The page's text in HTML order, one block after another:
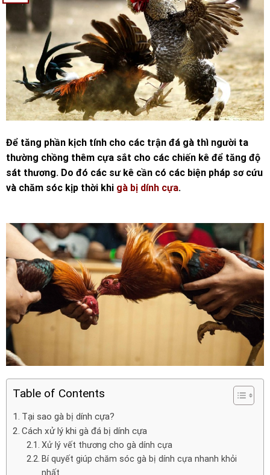
Để tăng phần kịch tính cho các trận đá gà thì người ta
thường chồng thêm cựa sắt cho các chiến kê để tăng độ
sát thương. Do đó các sư kê cần có các biện pháp sơ cứu
và chăm sóc kịp thời khi gà bị dính cựa.
Table of Contents
Tại sao gà bị dính cựa?
Cách xử lý khi gà đá bị dính cựa
Xử lý vết thương cho gà dính cựa
Bí quyết giúp chăm sóc gà bị dính cựa nhanh khỏi
nhất